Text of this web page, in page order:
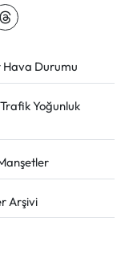
Hava Durumu
Yoğunluk
Arşivi